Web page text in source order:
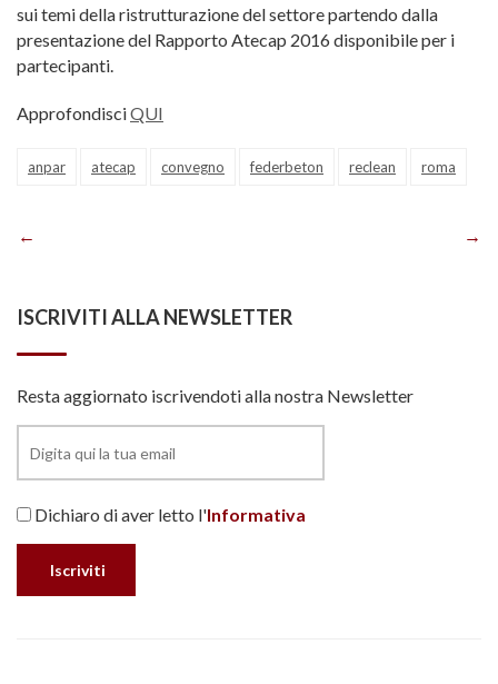
sui temi della ristrutturazione del settore partendo dalla
presentazione del Rapporto Atecap 2016 disponibile per i
partecipanti.
ApprofondisciQUI
anpar atecap convegno federbeton reclean roma
Navigazione
ISCRIVITI ALLA NEWSLETTER
Resta aggiornato iscrivendoti alla nostra Newsletter
Dichiaro di aver letto l'Informativa